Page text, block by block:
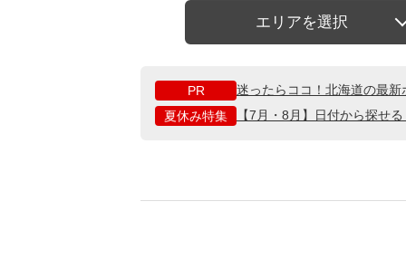
エリアを選択
PR
迷ったらココ！北海道の最
夏休み特集
【7月・8月】日付から探せ